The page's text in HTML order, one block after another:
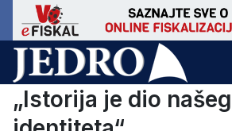
„Istorija je dio našeg